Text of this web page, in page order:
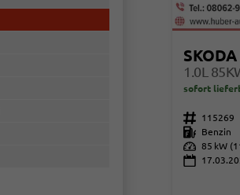
sofort
Fahrzeugnr. 115269
Kraftstoff
Benzin
Leistung 85 kW